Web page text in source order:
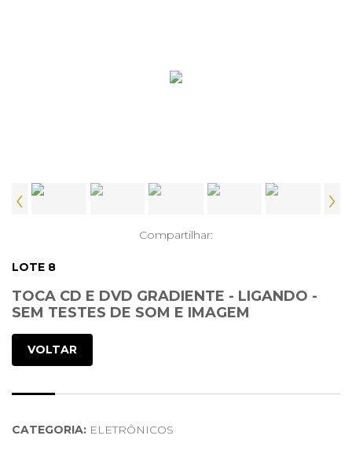
‹ ›
Compartilhar:
LOTE 8
TOCA CD E DVD GRADIENTE - LIGANDO -
SEM TESTES DE SOM E IMAGEM
VOLTAR
CATEGORIA: ELETRÔNICOS